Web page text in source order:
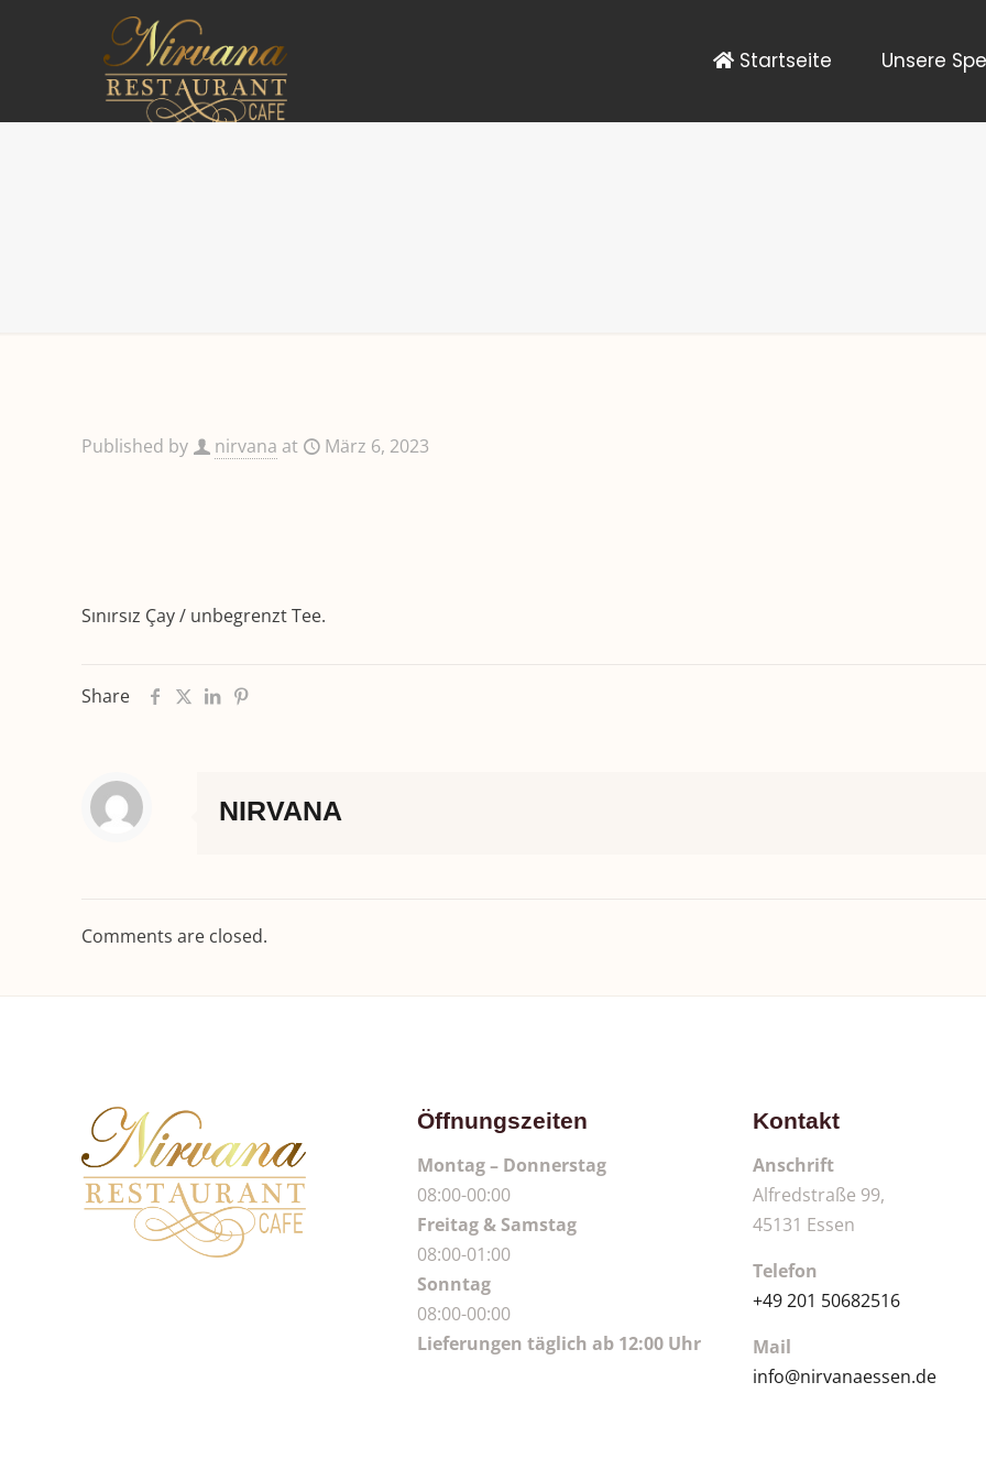
Startseite Unsere
Published by nirvana at März 6, 2023
Sınırsız Çay / unbegrenzt Tee.
Share
NIRVANA
Comments are closed.
Öffnungszeiten
Montag – Donnerstag
08:00-00:00
Freitag & Samstag
08:00-01:00
Sonntag
08:00-00:00
Lieferungen täglich ab 12:00 Uhr
Kontakt
Anschrift
Alfredstraße 99,
45131 Essen
Telefon
+49 201 50682516
Mail
info@nirvanaessen.de